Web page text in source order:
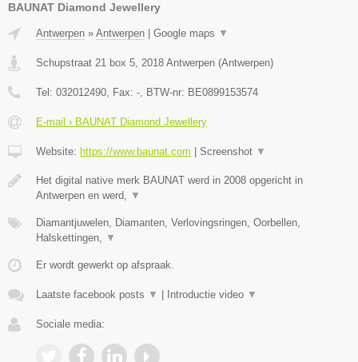
BAUNAT Diamond Jewellery
Antwerpen » Antwerpen Google maps ▼
Schupstraat 21 box 5, 2018 Antwerpen (Antwerpen)
Tel: 032012490, Fax: -, BTW-nr: BE0899153574
E-mail › BAUNAT Diamond Jewellery
Website: https://www.baunat.com Screenshot ▼
Het digital native merk BAUNAT werd in 2008 opgericht in
Antwerpen en werd, ▼
Diamantjuwelen, Diamanten, Verlovingsringen, Oorbellen,
Halskettingen, ▼
Er wordt gewerkt op afspraak.
Laatste facebook posts ▼ Introductie video ▼
Sociale media: